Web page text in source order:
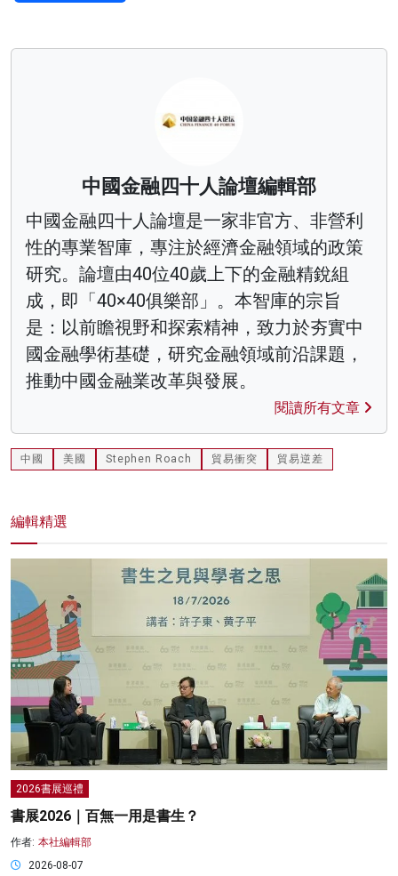
中國金融四十人論壇編輯部
中國金融四十人論壇是一家非官方、非營利
性的專業智庫，專注於經濟金融領域的政策
研究。論壇由40位40歲上下的金融精銳組
成，即「40×40俱樂部」。本智庫的宗旨
是：以前瞻視野和探索精神，致力於夯實中
國金融學術基礎，研究金融領域前沿課題，
推動中國金融業改革與發展。
閱讀所有文章
中國 美國 Stephen Roach 貿易衝突 貿易逆差
編輯精選
2026書展巡禮
書展2026｜百無一用是書生？
作者: 本社編輯部
2026-08-07